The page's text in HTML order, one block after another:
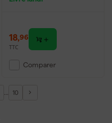
18,96
TTC
Comparer
... 10